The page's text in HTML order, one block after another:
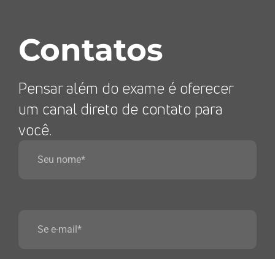
Contatos
Pensar além do exame é oferecer
um canal direto de contato para
você.